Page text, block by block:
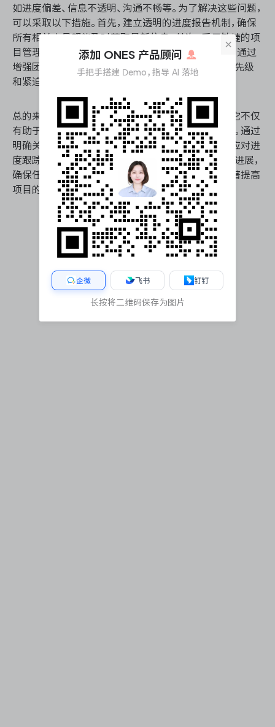
如进度偏差、信息不透明、沟通不畅等。为了解决这些问题，
可以采取以下措施。首先，建立透明的进度报告机制，确保
所有相关人员都能及时获取最新信息。其次，采用敏捷的项
目管理方法，允许在项目执行过程中进行调整。最后，通过
增强团队的沟通能力，确保所有成员都了解任务的优先级
和紧迫性，从而提高任务的执行效率。
总的来说，任务进度跟踪是项目管理中的关键步骤，它不仅
有助于确保项目按时完成，还能提高团队的协作效率。通过
明确关键指标、建立系统化的流程、加强团队协作并应对进
度跟踪中的挑战，项目管理者可以更好地掌控项目的进展，
确保任务顺利完成。合理运用任务进度跟踪，可以显著提高
项目的成功率，为团队和组织带来更大的价值。
×
添加 ONES 产品顾问
手把手搭建 Demo，指导 AI 落地
企微 飞书 钉钉
长按将二维码保存为图片